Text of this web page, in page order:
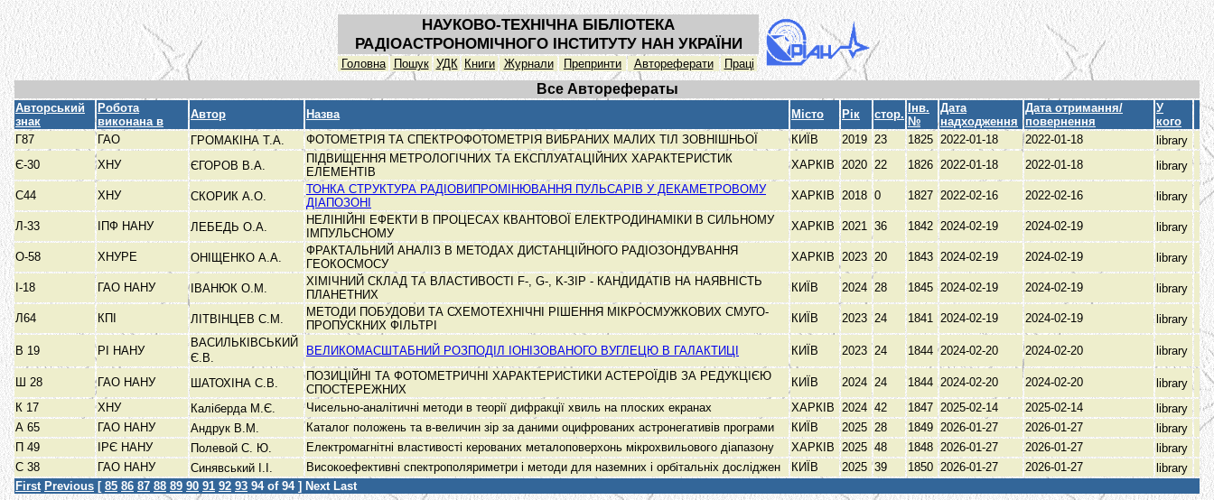
НАУКОВО-ТЕХНІЧНА БІБЛІОТЕКА
РАДІОАСТРОНОМІЧНОГО ІНСТИТУТУ НАН УКРАЇНИ
Головна Пошук УДК Книги Журнали Препринти Автореферати Праці
Все Авторефераты
Авторський
знак
Робота
виконана в
Автор Назва Місто Рік стор.
Інв.
№
Дата
надходження
Дата отримання/
повернення
У
кого
Г87
ГАО ГРОМАКІНА Т.А. ФОТОМЕТРІЯ ТА СПЕКТРОФОТОМЕТРІЯ ВИБРАНИХ МАЛИХ ТІЛ ЗОВНІШНЬОЇ КИЇВ 2019 23 1825 2022-01-18 2022-01-18
library
Є-30
ХНУ ЄГОРОВ В.А.
ПІДВИЩЕННЯ МЕТРОЛОГІЧНИХ ТА ЕКСПЛУАТАЦІЙНИХ ХАРАКТЕРИСТИК
ЕЛЕМЕНТІВ
ХАРКІВ 2020 22 1826 2022-01-18 2022-01-18 library
С44 ХНУ СКОРИК А.О.
ТОНКА СТРУКТУРА РАДІОВИПРОМІНЮВАННЯ ПУЛЬСАРІВ У ДЕКАМЕТРОВОМУ
ДІАПОЗОНІ
ХАРКІВ 2018 0 1827 2022-02-16 2022-02-16 library
Л-33 ІПФ НАНУ ЛЕБЕДЬ О.А.
НЕЛІНІЙНІ ЕФЕКТИ В ПРОЦЕСАХ КВАНТОВОЇ ЕЛЕКТРОДИНАМІКИ В СИЛЬНОМУ
ІМПУЛЬСНОМУ
ХАРКІВ 2021 36 1842 2024-02-19 2024-02-19 library
О-58 ХНУРЕ ОНІЩЕНКО А.А.
ФРАКТАЛЬНИЙ АНАЛІЗ В МЕТОДАХ ДИСТАНЦІЙНОГО РАДІОЗОНДУВАННЯ
ГЕОКОСМОСУ
ХАРКІВ 2023 20 1843 2024-02-19 2024-02-19 library
І-18 ГАО НАНУ ІВАНЮК О.М.
ХІМІЧНИЙ СКЛАД ТА ВЛАСТИВОСТІ F-, G-, K-ЗІР - КАНДИДАТІВ НА НАЯВНІСТЬ
ПЛАНЕТНИХ
КИЇВ 2024 28 1845 2024-02-19 2024-02-19 library
Л64 КПІ ЛІТВІНЦЕВ С.М.
МЕТОДИ ПОБУДОВИ ТА СХЕМОТЕХНІЧНІ РІШЕННЯ МІКРОСМУЖКОВИХ СМУГО-
ПРОПУСКНИХ ФІЛЬТРІ
КИЇВ 2023 24 1841 2024-02-19 2024-02-19 library
В 19 РІ НАНУ
ВАСИЛЬКІВСЬКИЙ
Є.В.
ВЕЛИКОМАСШТАБНИЙ РОЗПОДІЛ ІОНІЗОВАНОГО ВУГЛЕЦЮ В ГАЛАКТИЦІ КИЇВ 2023 24 1844 2024-02-20 2024-02-20 library
Ш 28 ГАО НАНУ ШАТОХІНА С.В.
ПОЗИЦІЙНІ ТА ФОТОМЕТРИЧНІ ХАРАКТЕРИСТИКИ АСТЕРОЇДІВ ЗА РЕДУКЦІЄЮ
СПОСТЕРЕЖНИХ
КИЇВ 2024 24 1844 2024-02-20 2024-02-20
library
К 17
ХНУ Каліберда М.Є. Чисельно-аналітичні методи в теорії дифракції хвиль на плоских екранах ХАРКІВ 2024 42 1847 2025-02-14 2025-02-14
library
А 65
ГАО НАНУ Андрук В.М. Каталог положень та в-величин зір за даними оцифрованих астронегативів програми КИЇВ 2025 28 1849 2026-01-27 2026-01-27
library
П 49
ІРЄ НАНУ Полевой С. Ю. Електромагнітні властивості керованих металоповерхонь мікрохвильового діапазону ХАРКІВ 2025 48 1848 2026-01-27 2026-01-27
library
С 38
ГАО НАНУ Синявський І.І. Високоефективні спектрополяриметри і методи для наземних і орбітальніх досліджен КИЇВ 2025 39 1850 2026-01-27 2026-01-27
library
First Previous [ 85 86 87 88 89 90 91 92 93 94of 94 ] Next Last